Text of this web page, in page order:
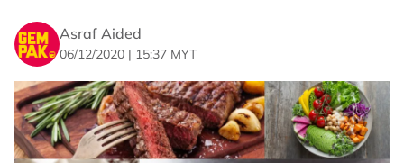
Asraf Aided
06/12/2020 | 15:37 MYT